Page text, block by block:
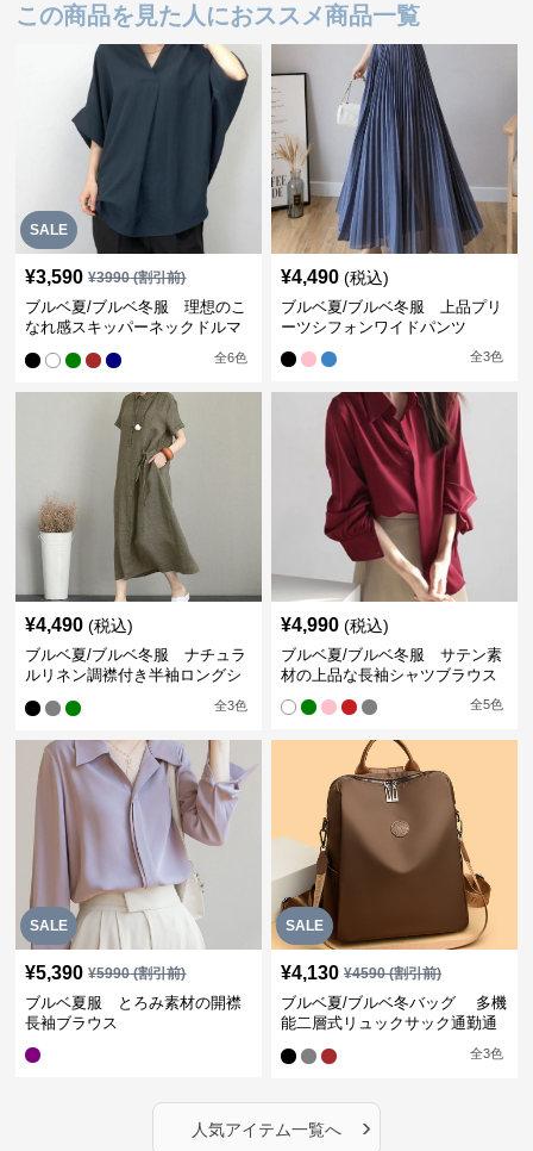
この商品を見た人におススメ商品一覧
SALE
¥3,590 ¥3990(割引前)
ブルベ夏/ブルベ冬服 理想のこ
なれ感スキッパーネックドルマ
全6色
¥4,490 (税込)
ブルベ夏/ブルベ冬服 上品プリ
ーツシフォンワイドパンツ
全3色
¥4,490 (税込)
ブルベ夏/ブルベ冬服 ナチュラ
ルリネン調襟付き半袖ロングシ
全3色
¥4,990 (税込)
ブルベ夏/ブルベ冬服 サテン素
材の上品な長袖シャツブラウス
全5色
SALE
¥5,390 ¥5990(割引前)
ブルベ夏服 とろみ素材の開襟
長袖ブラウス
SALE
¥4,130 ¥4590(割引前)
ブルベ夏/ブルベ冬バッグ 多機
能二層式リュックサック通勤通
全3色
人気アイテム一覧へ ›